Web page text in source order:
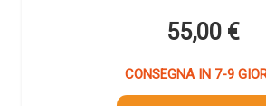
55,00 €
CONSEGNA IN 7-9